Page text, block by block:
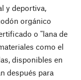
y deportiva,
orgánico
o "lana de
como el
disponibles en
después para